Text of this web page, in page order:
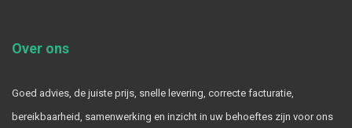
Over ons
Goed advies, de juiste prijs, snelle levering, correcte facturatie,
bereikbaarheid, samenwerking en inzicht in uw behoeftes zijn voor ons